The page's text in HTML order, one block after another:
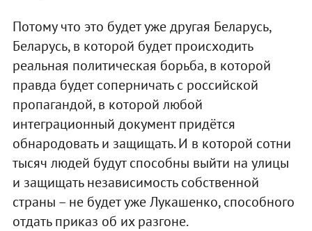
Потому что это будет уже другая Беларусь,
Беларусь, в которой будет происходить
реальная политическая борьба, в которой
правда будет соперничать с российской
пропагандой, в которой любой
интеграционный документ придётся
обнародовать и защищать. И в которой сотни
тысяч людей будут способны выйти на улицы
и защищать независимость собственной
страны – не будет уже Лукашенко, способного
отдать приказ об их разгоне.